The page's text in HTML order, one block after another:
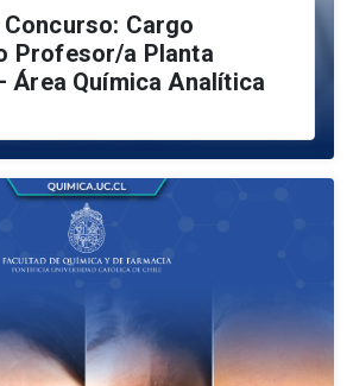
Cargo
Profesor/a Planta
Área Química Analítica